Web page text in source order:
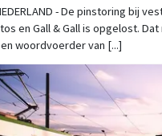
- De pinstoring bij
en Gall & Gall is opgelost.
woordvoerder van [...]